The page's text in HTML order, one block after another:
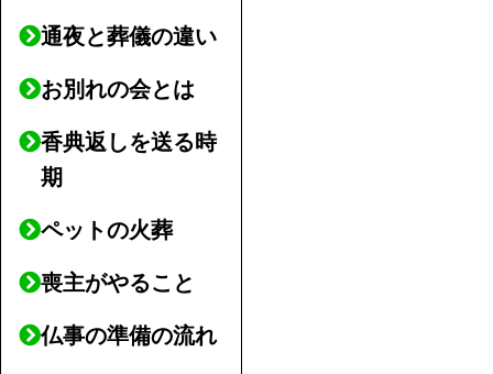
通夜と葬儀の違い
お別れの会とは
香典返しを送る時
期
ペットの火葬
喪主がやること
仏事の準備の流れ